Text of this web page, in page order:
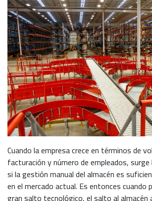
Cuando la empresa crece en términos de
facturación y número de empleados, surge
si la gestión manual del almacén es
en el mercado actual. Es entonces cuando